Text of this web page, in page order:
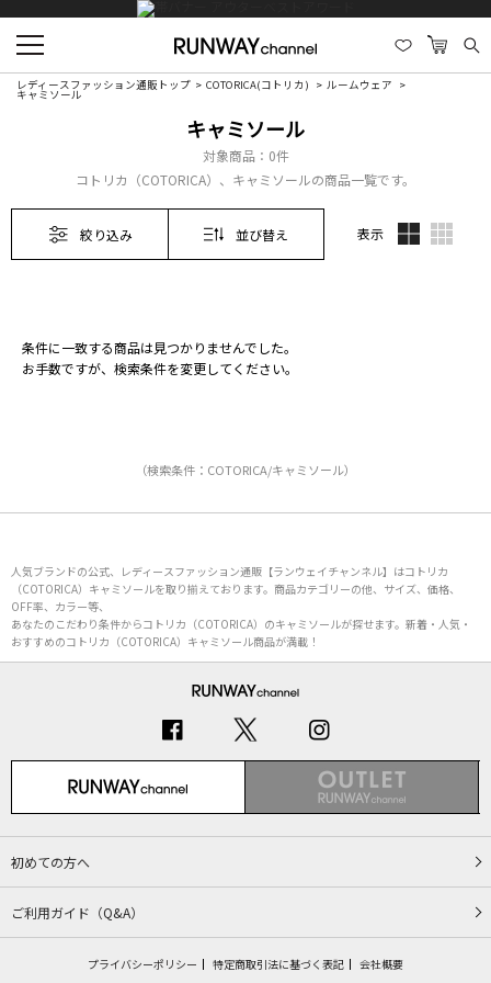
レディースファッション通販トップ COTORICA(コトリカ) ルームウェア
キャミソール
キャミソール
対象商品： 0件
コトリカ（COTORICA）、キャミソールの商品一覧です。
絞り込み 並び替え 表示
条件に一致する商品は見つかりませんでした。
お手数ですが、検索条件を変更してください。
（検索条件：COTORICA/キャミソール）
人気ブランドの公式、レディースファッション通販【ランウェイチャンネル】はコトリカ
（COTORICA）キャミソールを取り揃えております。商品カテゴリーの他、サイズ、価格、
OFF率、カラー等、
あなたのこだわり条件からコトリカ（COTORICA）のキャミソールが探せます。新着・人気・
おすすめのコトリカ（COTORICA）キャミソール商品が満載！
初めての方へ
ご利用ガイド（Q&A）
プライバシーポリシー 特定商取引法に基づく表記 会社概要